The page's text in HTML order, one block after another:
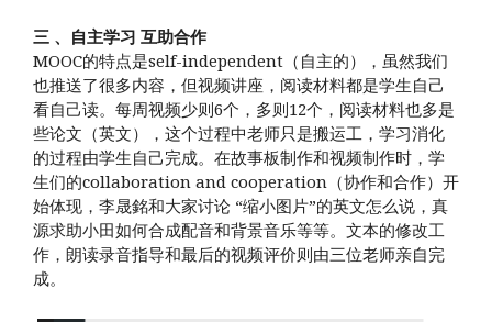
三 、自主学习 互助合作
MOOC的特点是self-independent（自主的），虽然我们
也推送了很多内容，但视频讲座，阅读材料都是学生自己
看自己读。每周视频少则6个，多则12个，阅读材料也多是
些论文（英文），这个过程中老师只是搬运工，学习消化
的过程由学生自己完成。在故事板制作和视频制作时，学
生们的collaboration and cooperation（协作和合作）开
始体现，李晟銘和大家讨论 “缩小图片”的英文怎么说，真
源求助小田如何合成配音和背景音乐等等。文本的修改工
作，朗读录音指导和最后的视频评价则由三位老师亲自完
成。